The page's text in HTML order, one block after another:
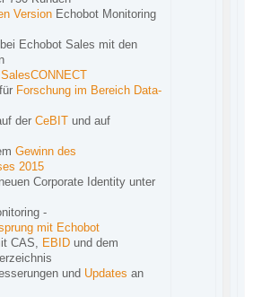
Version Echobot Monitoring
Echobot Sales mit den
SalesCONNECT
Forschung im Bereich Data-
der CeBIT und auf
Gewinn des
2015
Corporate Identity unter
-
mit Echobot
CAS, EBID und dem
und Updates an